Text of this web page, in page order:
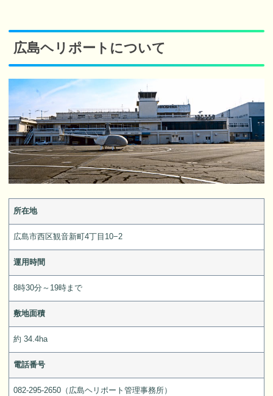
広島ヘリポートについて
所在地
広島市西区観音新町4丁目10−2
運用時間
8時30分～19時まで
敷地面積
約 34.4ha
電話番号
082-295-2650（広島ヘリポート管理事務所）